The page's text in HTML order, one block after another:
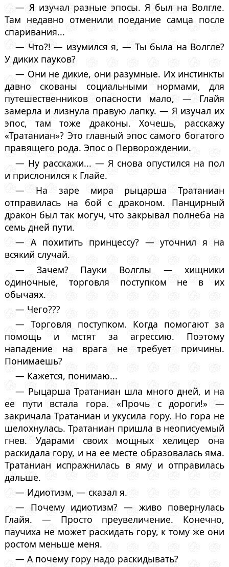
— Я изучал разные эпосы. Я был на Волгле.
Там недавно отменили поедание самца после
спаривания...
— Что?! — изумился я, — Ты была на Волгле?
У диких пауков?
— Они не дикие, они разумные. Их инстинкты
давно скованы социальными нормами, для
путешественников опасности мало, — Глайя
замерла и лизнула правую лапку. — Я изучал их
эпос, там тоже драконы. Хочешь, расскажу
«Тратаниан»? Это главный эпос самого богатого
правящего рода. Эпос о Перворождении.
— Ну расскажи... — Я снова опустился на пол
и прислонился к Глайе.
— На заре мира рыцарша Тратаниан
отправилась на бой с драконом. Панцирный
дракон был так могуч, что закрывал полнеба на
семь дней пути.
— А похитить принцессу? — уточнил я на
всякий случай.
— Зачем? Пауки Волглы — хищники
одиночные, торговля поступком не в их
обычаях.
— Чего???
— Торговля поступком. Когда помогают за
помощь и мстят за агрессию. Поэтому
нападение на врага не требует причины.
Понимаешь?
— Кажется, понимаю...
— Рыцарша Тратаниан шла много дней, и на
ее пути встала гора. «Прочь с дороги!» —
закричала Тратаниан и укусила гору. Но гора не
шелохнулась. Тратаниан пришла в неописуемый
гнев. Ударами своих мощных хелицер она
раскидала гору, и на ее месте образовалась яма.
Тратаниан испражнилась в яму и отправилась
дальше.
— Идиотизм, — сказал я.
— Почему идиотизм? — живо повернулась
Глайя. — Просто преувеличение. Конечно,
паучиха не может раскидать гору, к тому же они
ростом меньше меня.
— А почему гору надо раскидывать?